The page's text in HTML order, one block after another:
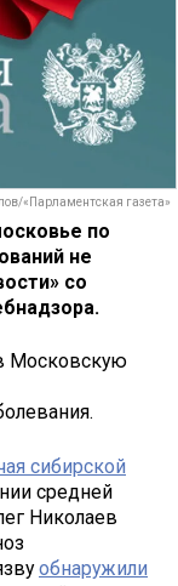
«Парламентская газета»
по
не
со
Московскую
сибирской
средней
Николаев
обнаружили